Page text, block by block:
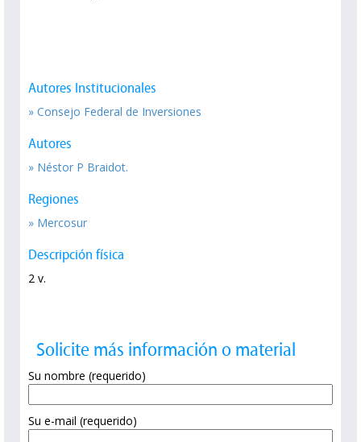
Autores Institucionales
» Consejo Federal de Inversiones
Autores
» Néstor P Braidot.
Regiones
» Mercosur
Descripción física
2 v.
Solicite más información o material
Su nombre (requerido)
Su e-mail (requerido)